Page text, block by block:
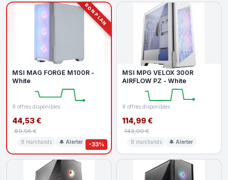
BON PLAN
-33%
MSI MAG FORGE M100R -
White
8 offres disponibles
44,53 €
89,95 €
8 marchands 🔔 Alerter
MSI MPG VELOX 300R
AIRFLOW PZ - White
8 offres disponibles
114,99 €
143,99 €
8 marchands 🔔 Alerter